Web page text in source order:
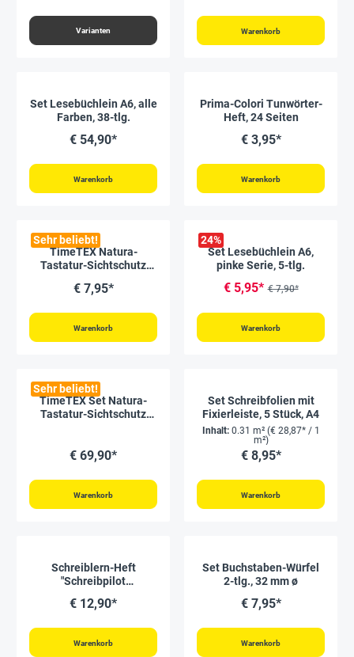
Varianten Warenkorb
Set Lesebüchlein A6, alle
Farben, 38-tlg.
€ 54,90*
Warenkorb
Prima-Colori Tunwörter-
Heft, 24 Seiten
€ 3,95*
Warenkorb
Sehr beliebt!
TimeTEX Natura-
Tastatur-Sichtschutz
€ 7,95*
Warenkorb
24%
Set Lesebüchlein A6,
pinke Serie, 5-tlg.
€ 5,95* € 7,90*
Warenkorb
Sehr beliebt!
TimeTEX Set Natura-
Tastatur-Sichtschutz
€ 69,90*
Warenkorb
Set Schreibfolien mit
Fixierleiste, 5 Stück, A4
Inhalt: 0.31 m² (€ 28,87* / 1
m²)
€ 8,95*
Warenkorb
Schreiblern-Heft
"Schreibpilot
€ 12,90*
Warenkorb
Set Buchstaben-Würfel
2-tlg., 32 mm ø
€ 7,95*
Warenkorb